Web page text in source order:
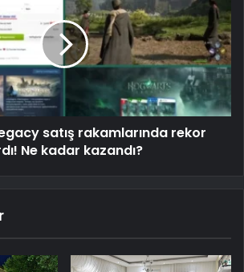
satış rakamlarında rekor
Ne kadar kazandı?